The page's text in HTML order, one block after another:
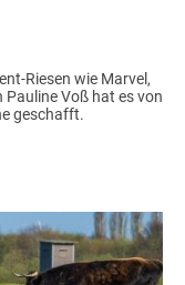
Riesen wie Marvel,
Pauline Voß hat es von
geschafft.